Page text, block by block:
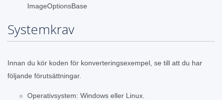
ImageOptionsBase
Systemkrav
Innan du kör koden för konverteringsexempel, se till att du har
följande förutsättningar.
Operativsystem: Windows eller Linux.